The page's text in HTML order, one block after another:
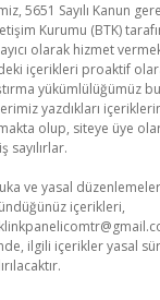
5651 Sayılı Kanun
Kurumu (BTK)
olarak hizmet
içerikleri proaktif
yükümlülüğümüz
yazdıkları
olup, siteye üye
sayılırlar.
ve yasal
içerikleri,
ilgili içerikler yasal